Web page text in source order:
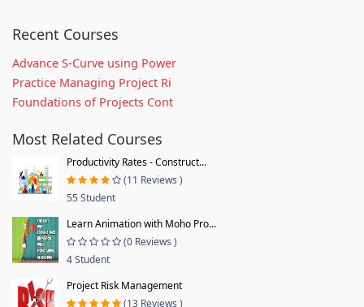
Recent Courses
Advance S-Curve using Power
Practice Managing Project Ri
Foundations of Projects Cont
Most Related Courses
Productivity Rates - Construct...
(11 Reviews )
55 Student
Learn Animation with Moho Pro...
(0 Reviews )
4 Student
Project Risk Management
(13 Reviews )